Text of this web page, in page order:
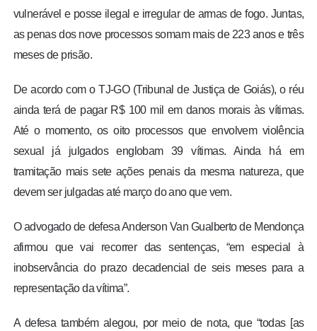
vulnerável e posse ilegal e irregular de armas de fogo. Juntas,
as penas dos nove processos somam mais de 223 anos e três
meses de prisão.
De acordo com o TJ-GO (Tribunal de Justiça de Goiás), o réu
ainda terá de pagar R$ 100 mil em danos morais às vítimas.
Até o momento, os oito processos que envolvem violência
sexual já julgados englobam 39 vítimas. Ainda há em
tramitação mais sete ações penais da mesma natureza, que
devem ser julgadas até março do ano que vem.
O advogado de defesa Anderson Van Gualberto de Mendonça
afirmou que vai recorrer das sentenças, “em especial à
inobservância do prazo decadencial de seis meses para a
representação da vítima”.
A defesa também alegou, por meio de nota, que “todas [as